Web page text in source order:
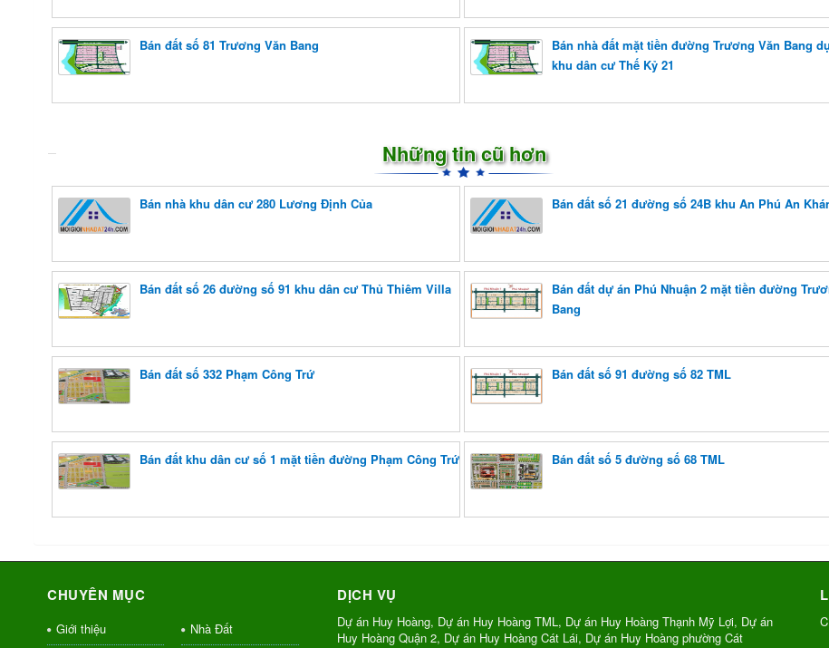
Bán đất số 81 Trương Văn Bang
Bán nhà đất mặt tiền đường Trương Văn Bang
khu dân cư Thế Kỷ 21
Những tin cũ hơn
Bán nhà khu dân cư 280 Lương Định Của Bán đất số 21 đường số 24B khu An Phú An
Bán đất số 26 đường số 91 khu dân cư Thủ Thiêm Villa
Bán đất dự án Phú Nhuận 2 mặt tiền đường
Bang
Bán đất số 332 Phạm Công Trứ Bán đất số 91 đường số 82 TML
Bán đất khu dân cư số 1 mặt tiền đường Phạm Công Trứ Bán đất số 5 đường số 68 TML
CHUYÊN MỤC
Giới thiệu Nhà Đất
DỊCH VỤ
Dự án Huy Hoàng, Dự án Huy Hoàng TML, Dự án Huy Hoàng Thạnh Mỹ Lợi, Dự án
Huy Hoàng Quận 2, Dự án Huy Hoàng Cát Lái, Dự án Huy Hoàng phường Cát